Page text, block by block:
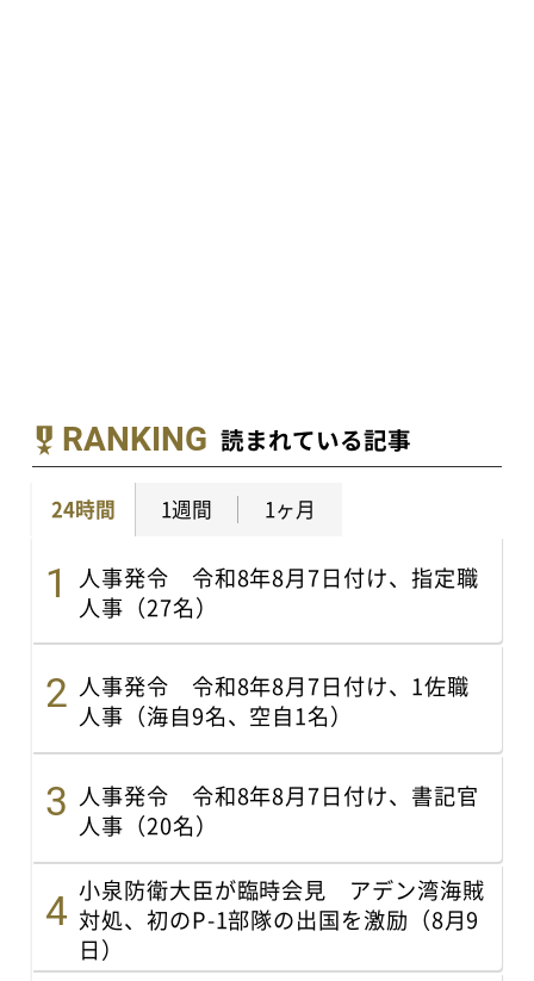
RANKING 読まれている記事
24時間 1週間 1ヶ月
人事発令 令和8年8月7日付け、指定職
人事（27名）
人事発令 令和8年8月7日付け、1佐職
人事（海自9名、空自1名）
人事発令 令和8年8月7日付け、書記官
人事（20名）
小泉防衛大臣が臨時会見 アデン湾海賊
対処、初のP-1部隊の出国を激励（8月9
日）